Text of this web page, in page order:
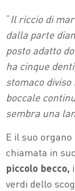
“Il riccio di
dalla parte
posto adatto
ha cinque
stomaco
boccale
sembra una
E il suo
chiamata in
piccolo becco,
verdi dello